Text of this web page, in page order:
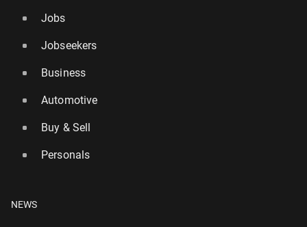
Jobs
Jobseekers
Business
Automotive
Buy & Sell
Personals
NEWS